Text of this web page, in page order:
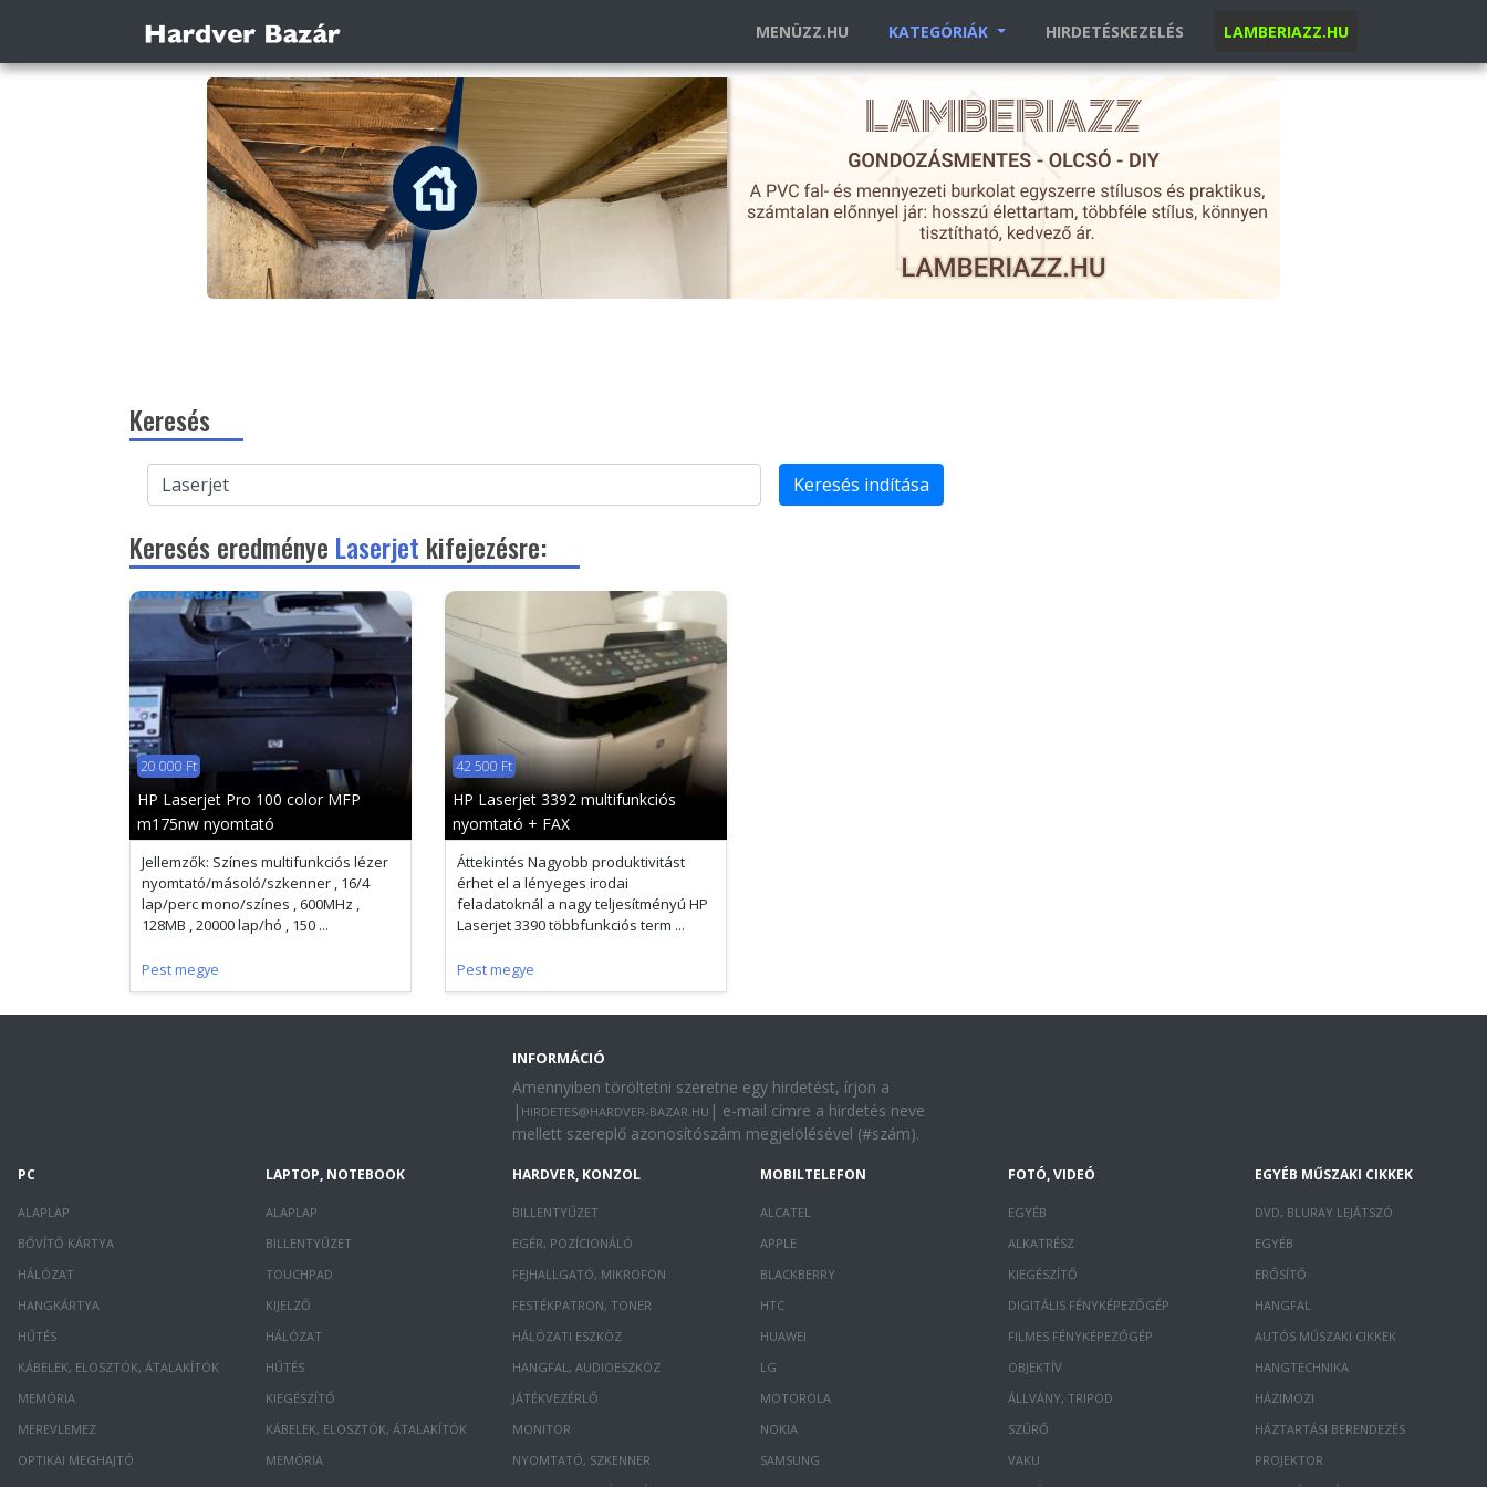
MENÜZZ.HU KATEGÓRIÁK HIRDETÉSKEZELÉS LAMBERIAZZ.HU
Keresés
Keresés indítása
Keresés eredménye Laserjet kifejezésre:
20 000 Ft
HP Laserjet Pro 100 color MFP
m175nw nyomtató
Jellemzők: Színes multifunkciós lézer
nyomtató/másoló/szkenner , 16/4
lap/perc mono/színes , 600MHz ,
128MB , 20000 lap/hó , 150 ...
Pest megye
42 500 Ft
HP Laserjet 3392 multifunkciós
nyomtató + FAX
Áttekintés Nagyobb produktivitást
érhet el a lényeges irodai
feladatoknál a nagy teljesítményú HP
Laserjet 3390 többfunkciós term ...
Pest megye
INFORMÁCIÓ
Amennyiben töröltetni szeretne egy hirdetést, írjon a
| HIRDETES@HARDVER-BAZAR.HU | e-mail címre a hirdetés neve
mellett szereplő azonosítószám megjelölésével (#szám).
PC
ALAPLAP
BŐVÍTŐ KÁRTYA
HÁLÓZAT
HANGKÁRTYA
HŰTÉS
KÁBELEK, ELOSZTÓK, ÁTALAKÍTÓK
MEMÓRIA
MEREVLEMEZ
OPTIKAI MEGHAJTÓ
LAPTOP, NOTEBOOK
ALAPLAP
BILLENTYŰZET
TOUCHPAD
KIJELZŐ
HÁLÓZAT
HŰTÉS
KIEGÉSZÍTŐ
KÁBELEK, ELOSZTÓK, ÁTALAKÍTÓK
MEMÓRIA
HARDVER, KONZOL
BILLENTYŰZET
EGÉR, POZÍCIONÁLÓ
FEJHALLGATÓ, MIKROFON
FESTÉKPATRON, TONER
HÁLÓZATI ESZKÖZ
HANGFAL, AUDIOESZKÖZ
JÁTÉKVEZÉRLŐ
MONITOR
NYOMTATÓ, SZKENNER
MOBILTELEFON
ALCATEL
APPLE
BLACKBERRY
HTC
HUAWEI
LG
MOTOROLA
NOKIA
SAMSUNG
FOTÓ, VIDEÓ
EGYÉB
ALKATRÉSZ
KIEGÉSZÍTŐ
DIGITÁLIS FÉNYKÉPEZŐGÉP
FILMES FÉNYKÉPEZŐGÉP
OBJEKTÍV
ÁLLVÁNY, TRIPOD
SZŰRŐ
VAKU
EGYÉB MŰSZAKI CIKKEK
DVD, BLURAY LEJÁTSZÓ
EGYÉB
ERŐSÍTŐ
HANGFAL
AUTÓS MŰSZAKI CIKKEK
HANGTECHNIKA
HÁZIMOZI
HÁZTARTÁSI BERENDEZÉS
PROJEKTOR